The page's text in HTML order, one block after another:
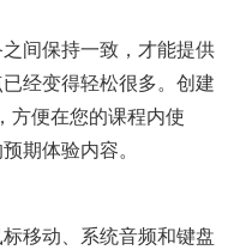
间保持一致，才能提供
经变得轻松很多。创建
方便在您的课程内使
期体验内容。
移动、系统音频和键盘